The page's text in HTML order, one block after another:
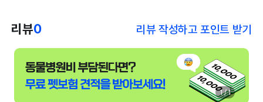
리뷰0 리뷰 작성하고 포인트 받기
1 / 1